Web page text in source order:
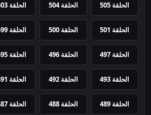
الحلقة 505 الحلقة 504 الحلقة 503
الحلقة 501 الحلقة 500 الحلقة 499
الحلقة 497 الحلقة 496 الحلقة 495
الحلقة 493 الحلقة 492 الحلقة 491
الحلقة 489 الحلقة 488 الحلقة 487